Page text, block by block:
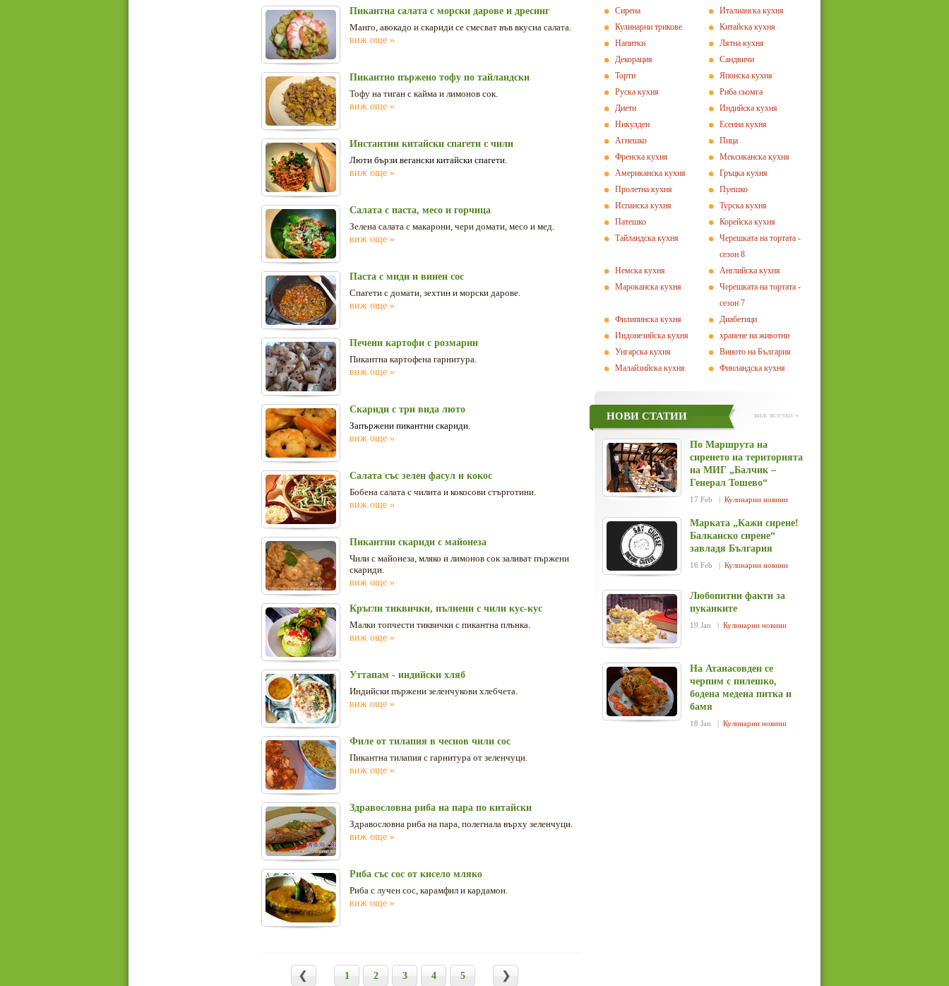
Пикантна салата с морски дарове и дресинг
Манго, авокадо и скариди се смесват във вкусна салата.
виж още »
Пикантно пържено тофу по тайландски
Тофу на тиган с кайма и лимонов сок.
виж още »
Инстантни китайски спагети с чили
Люти бързи вегански китайски спагети.
виж още »
Салата с паста, месо и горчица
Зелена салата с макарони, чери домати, месо и мед.
виж още »
Паста с миди и винен сос
Спагети с домати, зехтин и морски дарове.
виж още »
Печени картофи с розмарин
Пикантна картофена гарнитура.
виж още »
Скариди с три вида люто
Запържени пикантни скариди.
виж още »
Салата със зелен фасул и кокос
Бобена салата с чилита и кокосови стърготини.
виж още »
Пикантни скариди с майонеза
Чили с майонеза, мляко и лимонов сок заливат пържени
скариди.
виж още »
Кръгли тиквички, пълнени с чили кус-кус
Малки топчести тиквички с пикантна плънка.
виж още »
Уттапам - индийски хляб
Индийски пържени зеленчукови хлебчета.
виж още »
Филе от тилапия в чеснов чили сос
Пикантна тилапия с гарнитура от зеленчуци.
виж още »
Здравословна риба на пара по китайски
Здравословна риба на пара, полегнала върху зеленчуци.
виж още »
Риба със сос от кисело мляко
Риба с лучен сос, карамфил и кардамон.
виж още »
1 2 3 4 5
Сирена
Италианска кухня
Кулинарни трикове
Китайска кухня
Напитки
Лятна кухня
Декорация
Сандвичи
Торти
Японска кухня
Руска кухня
Риба сьомга
Диети
Индийска кухня
Никулден
Есенна кухня
Агнешко
Пица
Френска кухня
Мексиканска кухня
Американска кухня
Гръцка кухня
Пролетна кухня
Пуешко
Испанска кухня
Турска кухня
Патешко
Корейска кухня
Тайландска кухня
Черешката на тортата -
сезон 8
Немска кухня
Английска кухня
Мароканска кухня
Черешката на тортата -
сезон 7
Филипинска кухня
Диабетици
Индонезийска кухня
хранене на животни
Унгарска кухня
Виното на България
Малайзийска кухня
Финландска кухня
НОВИ СТАТИИ виж всички »
По Маршрута на
сиренето на територията
на МИГ „Балчик –
Генерал Тошево“
17 Feb | Кулинарни новини
Марката „Кажи сирене!
Балканско сирене“
завладя България
16 Feb | Кулинарни новини
Любопитни факти за
пуканките
19 Jan | Кулинарни новини
На Атанасовден се
черпим с пилешко,
бодена медена питка и
бамя
18 Jan | Кулинарни новини